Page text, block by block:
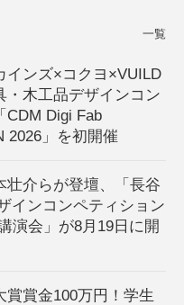
一覧
インズ×コクヨ×VUILD
・木工品デザインコン
CDM Digi Fab
2026」を初開催
壮介らが登壇、「長谷
インコンペティション
演会」が8月19日に開
賞賞金100万円！学生